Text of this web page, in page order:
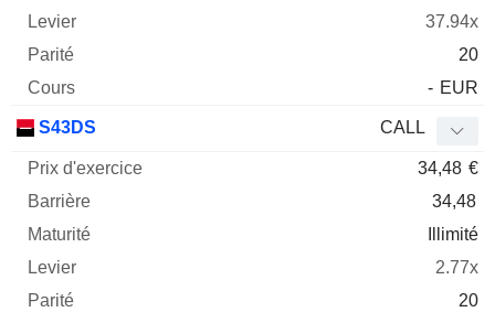
37.94x
20
- EUR
S43DS CALL
34,48 €
34,48
Illimité
2.77x
20